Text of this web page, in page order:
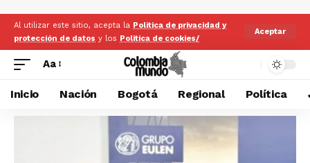
Al utilizar este sitio, acepta la Politica de privacidad y
protección de datos y los Politica de cookies/
Aceptar
Aa
Inicio Nación Bogotá Regional Política